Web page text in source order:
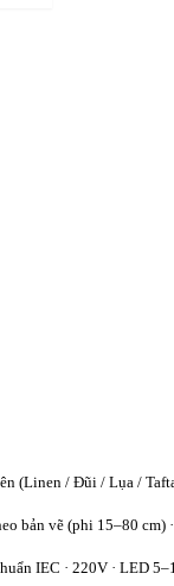
(Linen / Đũi / Lụa /
bản vẽ (phi 15–80 cm)
IEC · 220V · LED